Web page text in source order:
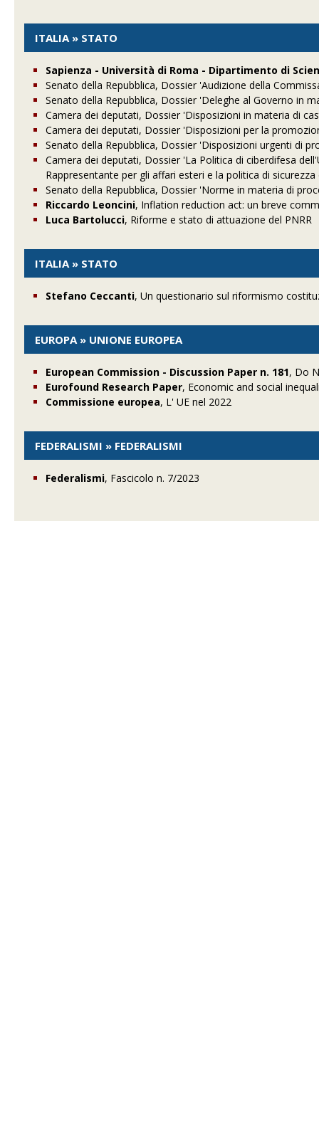
ITALIA » STATO
Sapienza - Università di Roma - Dipartimento di
Senato della Repubblica, Dossier 'Audizione della
Senato della Repubblica, Dossier 'Deleghe al Governo in
Camera dei deputati, Dossier 'Disposizioni in materia di
Camera dei deputati, Dossier 'Disposizioni per la
Senato della Repubblica, Dossier 'Disposizioni urgenti di
Camera dei deputati, Dossier 'La Politica di ciberdifesa
Rappresentante per gli affari esteri e la politica di sicurezza
Senato della Repubblica, Dossier 'Norme in materia di
Riccardo Leoncini, Inflation reduction act: un breve
Luca Bartolucci, Riforme e stato di attuazione del PNRR
ITALIA » STATO
Stefano Ceccanti, Un questionario sul riformismo
EUROPA » UNIONE EUROPEA
European Commission - Discussion Paper n. 181, Do
Eurofound Research Paper, Economic and social
Commissione europea, L' UE nel 2022
FEDERALISMI » FEDERALISMI
Federalismi, Fascicolo n. 7/2023